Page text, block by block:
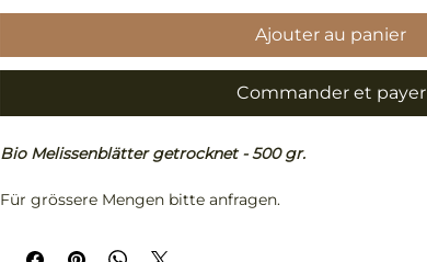
Ajouter au panier
Commander et payer
Bio Melissenblätter getrocknet - 500 gr.
Für grössere Mengen bitte anfragen.